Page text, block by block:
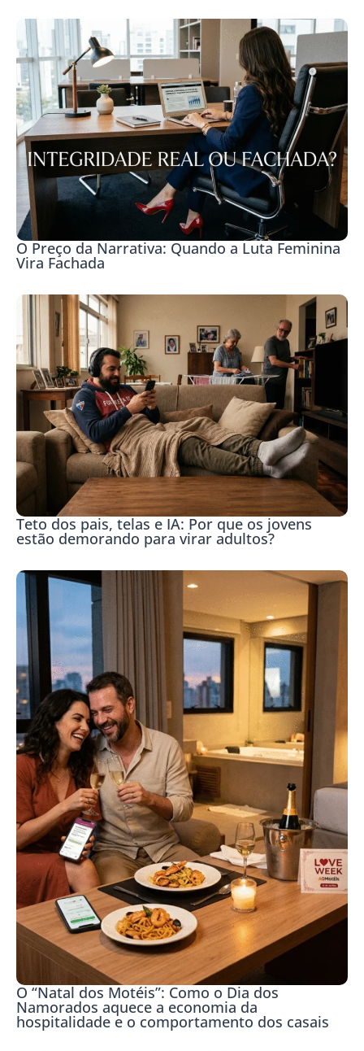
O Preço da Narrativa: Quando a Luta Feminina
Vira Fachada
Teto dos pais, telas e IA: Por que os jovens
estão demorando para virar adultos?
O “Natal dos Motéis”: Como o Dia dos
Namorados aquece a economia da
hospitalidade e o comportamento dos casais